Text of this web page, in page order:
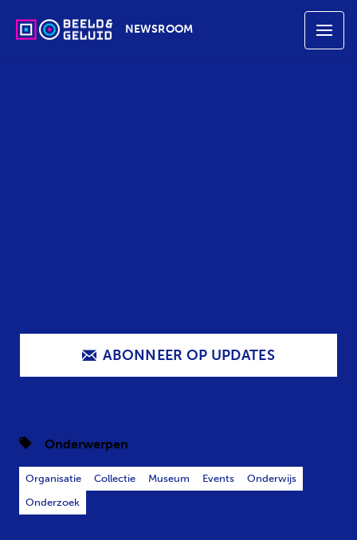
NEWSROOM
Onderwerpen
Organisatie Collectie Museum Events
Onderwijs
Onderzoek
ABONNEER OP UPDATES